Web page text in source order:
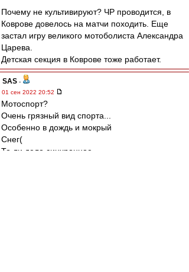
Почему не культивируют? ЧР проводится, в
Коврове довелось на матчи походить. Еще
застал игру великого мотоболиста Александра
Царева.
Детская секция в Коврове тоже работает.
SAS -
01 сен 2022 20:52
Мотоспорт?
Очень грязный вид спорта...
Особенно в дождь и мокрый
Снег(
То ли дело синхронное